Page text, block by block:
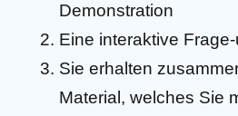
Demonstration
Eine interaktive
Sie erhalten
Material, welches Sie